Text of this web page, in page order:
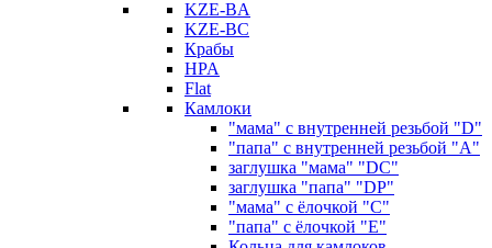
KZE-BA
KZE-BС
Крабы
HPA
Flat
Камлоки
"мама" с внутренней резьбой "D"
"папа" с внутренней резьбой "A"
заглушка "мама" "DC"
заглушка "папа" "DP"
"мама" с ёлочкой "C"
"папа" с ёлочкой "E"